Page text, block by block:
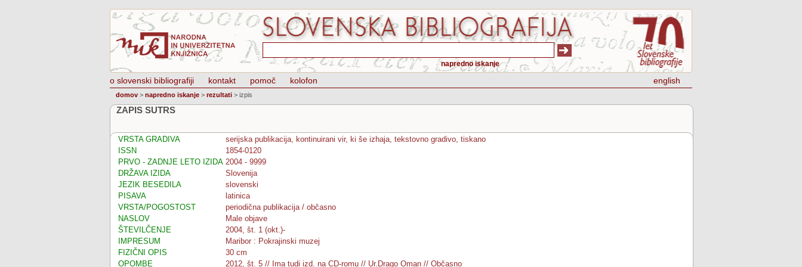
napredno iskanje
o slovenski bibliografiji kontakt pomoč kolofon english
domov > napredno iskanje > rezultati > izpis
ZAPIS SUTRS
VRSTA GRADIVA
serijska publikacija, kontinuirani vir, ki še izhaja, tekstovno gradivo, tiskano
ISSN
1854-0120
PRVO - ZADNJE LETO IZIDA 2004 - 9999
DRŽAVA IZIDA
Slovenija
JEZIK BESEDILA
slovenski
PISAVA
latinica
VRSTA/POGOSTOST
periodična publikacija / občasno
NASLOV
Male objave
ŠTEVILČENJE
2004, št. 1 (okt.)-
IMPRESUM
Maribor : Pokrajinski muzej
FIZIČNI OPIS
30 cm
OPOMBE
2012, št. 5 // Ima tudi izd. na CD-romu // Ur.Drago Oman // Občasno